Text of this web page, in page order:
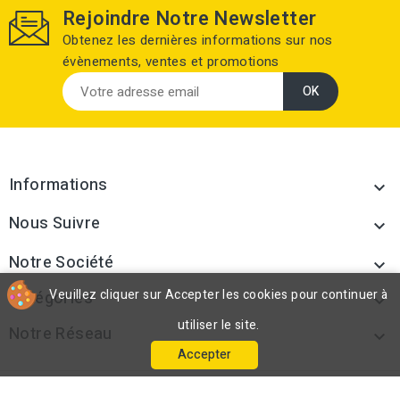
Rejoindre Notre Newsletter
Obtenez les dernières informations sur nos
évènements, ventes et promotions
Informations 
Nous Suivre 
Notre Société 
Catégories 
Notre Réseau 
Veuillez cliquer sur Accepter les cookies pour continuer à
utiliser le site.
Accepter